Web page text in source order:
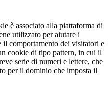
è associato alla piattaforma di
utilizzato per aiutare i
comportamento dei visitatori e
cookie di tipo pattern, in cui il
serie di numeri e lettere, che
per il dominio che imposta il